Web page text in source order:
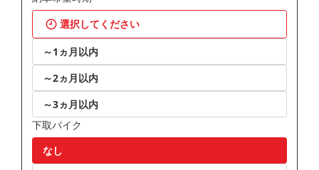
選択してください
～1ヵ月以内
～2ヵ月以内
～3ヵ月以内
下取バイク
なし